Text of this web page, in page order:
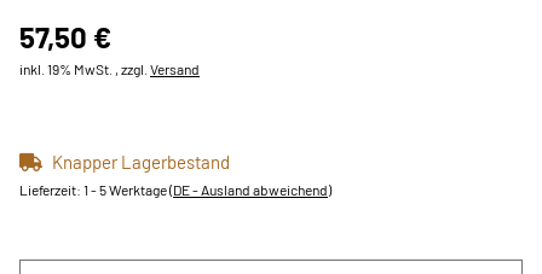
57,50 €
inkl. 19% MwSt. , zzgl. Versand
Knapper Lagerbestand
Lieferzeit: 1 - 5 Werktage(DE - Ausland abweichend)